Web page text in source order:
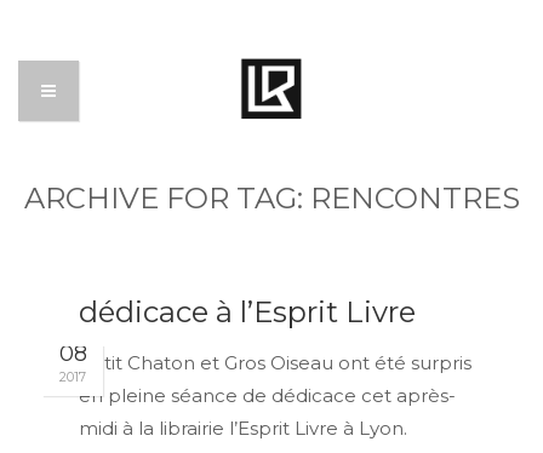
ARCHIVE FOR TAG: RENCONTRES
08
2017
dédicace à l’Esprit Livre
Petit Chaton et Gros Oiseau ont été surpris
en pleine séance de dédicace cet après-
midi à la librairie l’Esprit Livre à Lyon.